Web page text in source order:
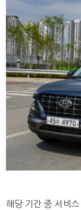
해당 기간 중 서비